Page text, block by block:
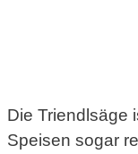
Die Triendlsäge
Speisen sogar